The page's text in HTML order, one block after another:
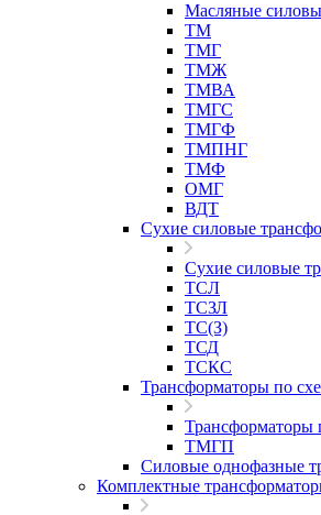
Масляные
ТМ
ТМГ
ТМЖ
ТМВА
ТМГС
ТМГФ
ТМПНГ
ТМФ
ОМГ
ВДТ
Сухие силовые
Сухие силовые
ТСЛ
ТСЗЛ
ТС(З)
ТСД
ТСКС
Трансформаторы по
Трансформаторы
ТМГП
Силовые однофазные
Комплектные